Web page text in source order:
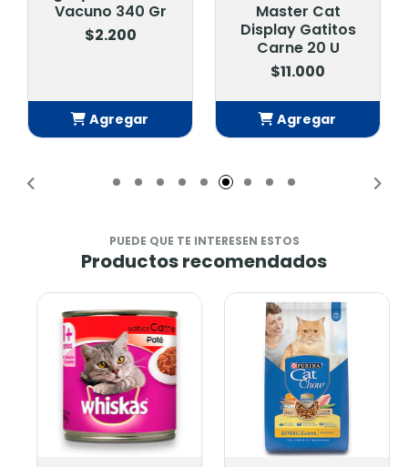
Vacuno 340 Gr
$2.200
Agregar
Master Cat
Display Gatitos
Carne 20 U
$11.000
Agregar
PUEDE QUE TE INTERESEN ESTOS
Productos recomendados